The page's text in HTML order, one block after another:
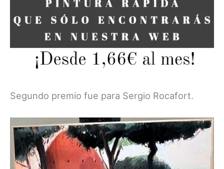
Segundo premio fue para Sergio Rocafort.